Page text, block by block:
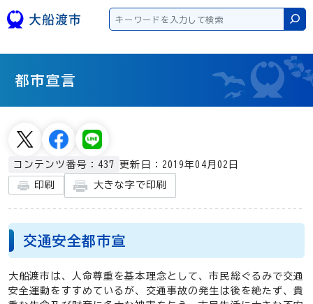
検索
都市宣言
コンテンツ番号：437 更新日：2019年04月02日
印刷 大きな字で印刷
交通安全都市宣
大船渡市は、人命尊重を基本理念として、市民総ぐるみで交通
安全運動をすすめているが、交通事故の発生は後を絶たず、貴